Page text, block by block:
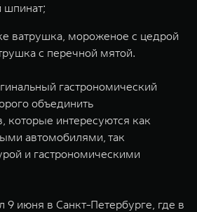
шпинат;
ватрушка, мороженое с цедрой
с перечной мятой.
гастрономический
объединить
интересуются как
автомобилями, так
и гастрономическими
9 июня в Санкт-Петербурге, где в